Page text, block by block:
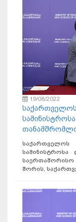
19/08/2022
საქართველოს
სამინისტროსა
შორის,